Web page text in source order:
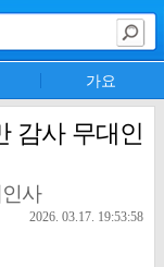
가요
감사 무대인
사
2026. 03.17. 19:53:58